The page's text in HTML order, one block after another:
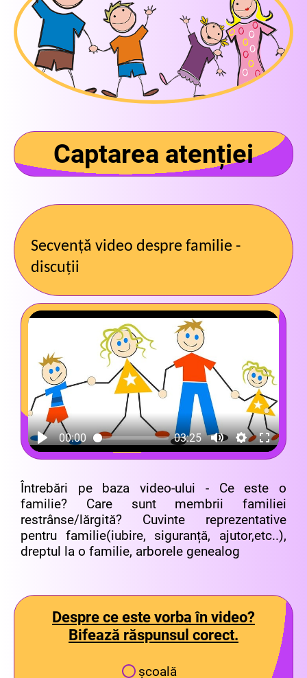
Captarea atenției
Secvență video despre familie -
discuții
00:00 03:25
Întrebări pe baza video-ului - Ce este o
familie? Care sunt membrii familiei
restrânse/lărgită? Cuvinte reprezentative
pentru familie(iubire, siguranță, ajutor,etc..),
dreptul la o familie, arborele genealog
Despre ce este vorba în video?
Bifează răspunsul corect.
școală